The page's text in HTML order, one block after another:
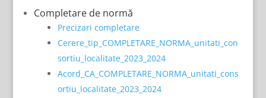
Completare de normă
Precizari completare
Cerere_tip_COMPLETARE_NORMA_unitati_con
sortiu_localitate_2023_2024
Acord_CA_COMPLETARE_NORMA_unitati_cons
ortiu_localitate_2023_2024